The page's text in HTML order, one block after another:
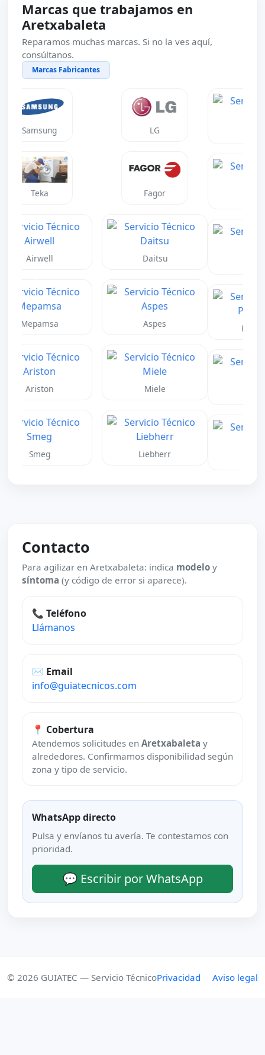
Marcas que trabajamos en
Aretxabaleta
Reparamos muchas marcas. Si no la ves aquí,
consúltanos.
Marcas Fabricantes
Panasonic
Anterior
Contacto
Para agilizar en Aretxabaleta: indica modelo y
síntoma (y código de error si aparece).
📞 Teléfono
Llámanos
✉️ Email
info@guiatecnicos.com
📍 Cobertura
Atendemos solicitudes en Aretxabaleta y
alrededores. Confirmamos disponibilidad según
zona y tipo de servicio.
WhatsApp directo
Pulsa y envíanos tu avería. Te contestamos con
prioridad.
💬 Escribir por WhatsApp
© 2026 GUIATEC — Servicio TécnicoPrivacidad Aviso legal